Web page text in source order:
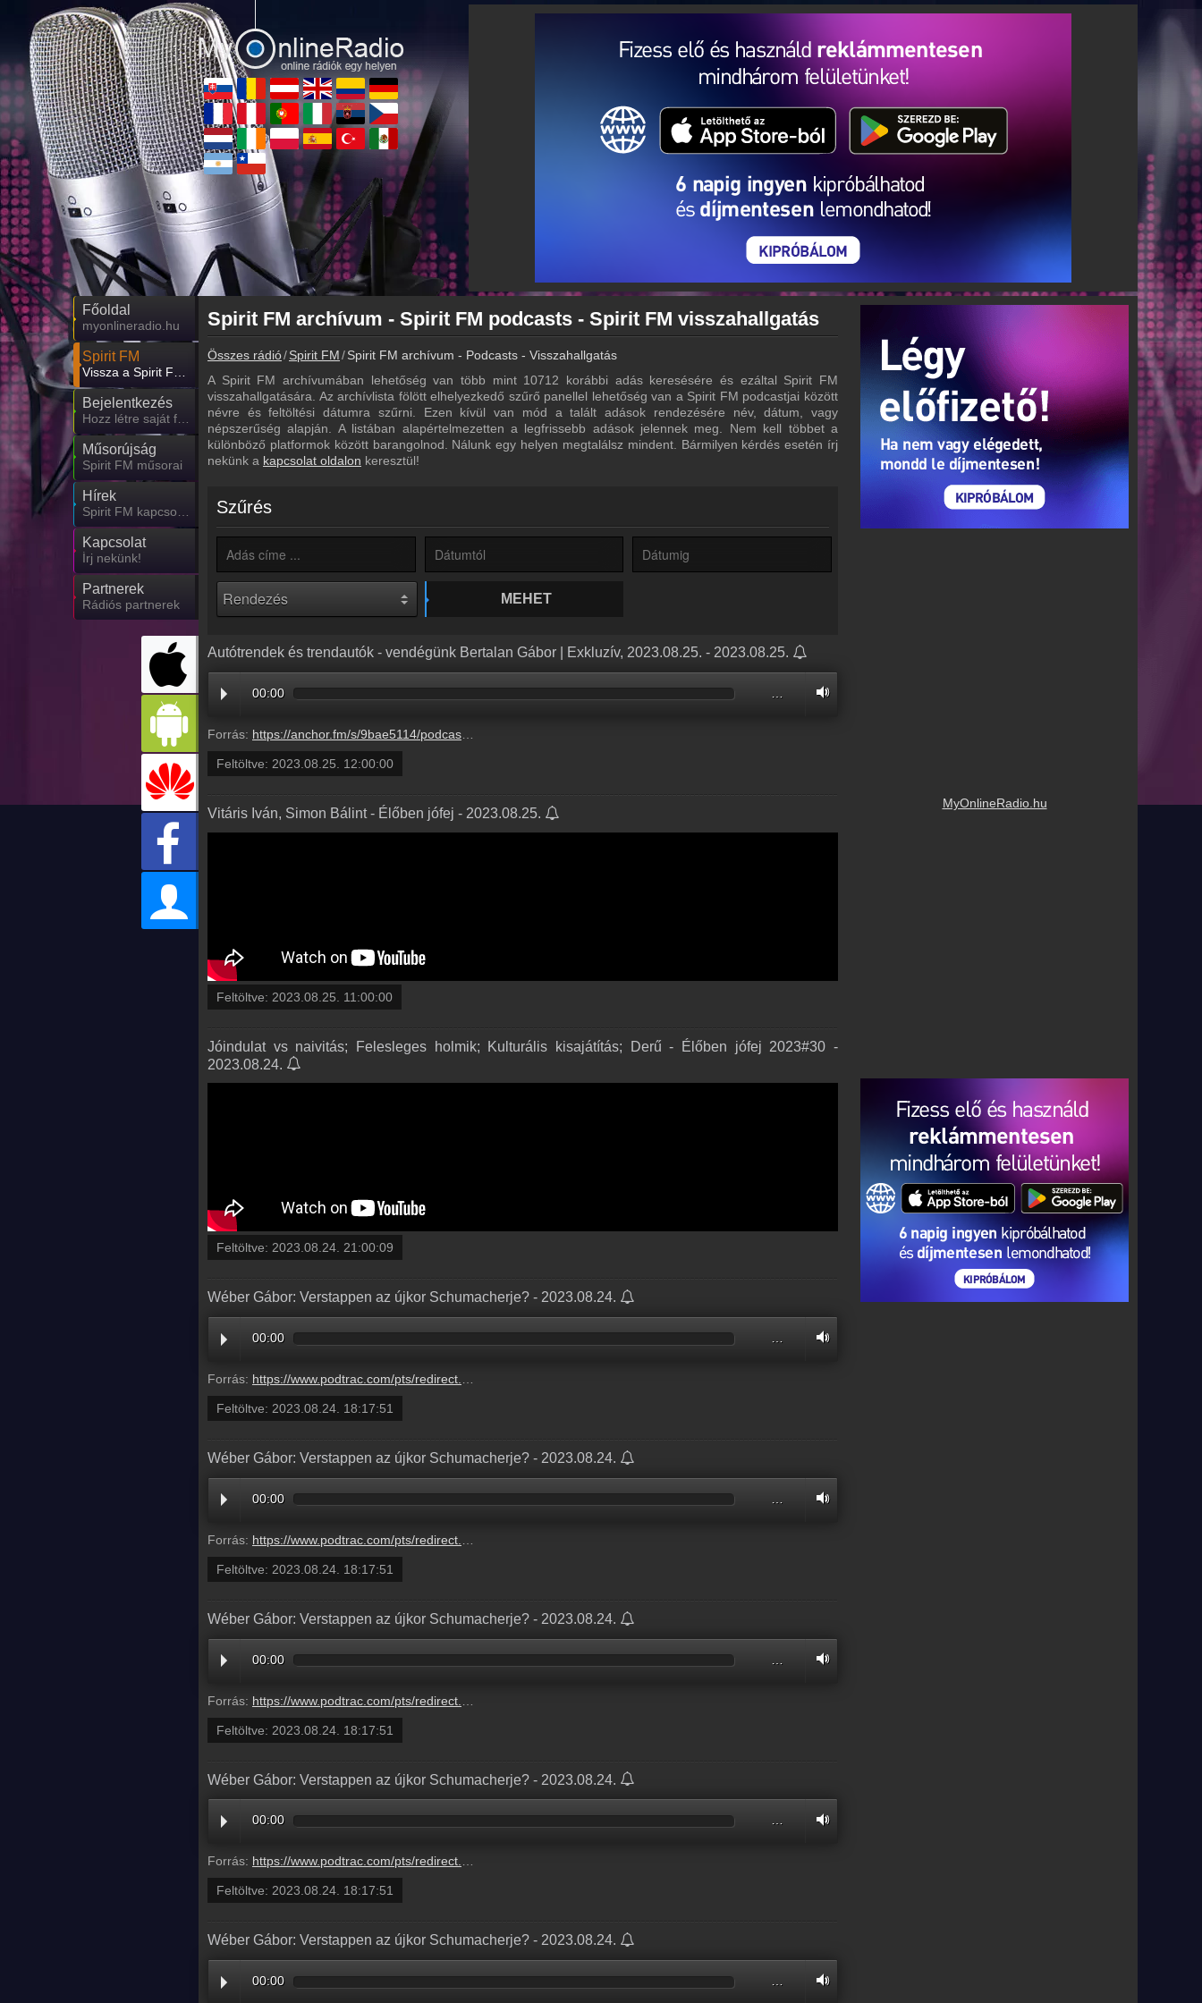
Főoldal
myonlineradio.hu
Spirit FM
Bejelentkezés
Műsorújság
Spirit FM műsorai
Hírek
Kapcsolat
Írj nekünk!
Partnerek
Rádiós partnerek
MyOnlineRadio.hu
Spirit FM archívum - Spirit FM podcasts - Spirit FM visszahallgatás
Összes rádió Spirit FM
Spirit FM archívum - Podcasts - Visszahallgatás
A Spirit FM archívumában lehetőség van több mint 10712 korábbi adás keresésére és ezáltal Spirit FM
visszahallgatására. Az archívlista fölött elhelyezkedő szűrő panellel lehetőség van a Spirit FM podcastjai között
névre és feltöltési dátumra szűrni. Ezen kívül van mód a talált adások rendezésére név, dátum, vagy
népszerűség alapján. A listában alapértelmezetten a legfrissebb adások jelennek meg. Nem kell többet a
különböző platformok között barangolnod. Nálunk egy helyen megtalálsz mindent. Bármilyen kérdés esetén írj
nekünk a kapcsolat oldalon keresztül!
Szűrés
MEHET
Autótrendek és trendautók - vendégünk Bertalan Gábor | Exkluzív, 2023.08.25. - 2023.08.25.
00:00
Forrás: https://anchor.fm/s/9bae5114/podcast/play/75043883/https%3A%2F%2Fd3ctxlq1ktw2nl.cloudfront.net%2Fstaging%2F2023-7-25%2Fe44f9aff-421c-c3c2-3507-0fcb05dc92b6.mp3
Feltöltve: 2023.08.25. 12:00:00
Vitáris Iván, Simon Bálint - Élőben jófej - 2023.08.25.
Feltöltve: 2023.08.25. 11:00:00
Jóindulat vs naivitás; Felesleges holmik; Kulturális kisajátítás; Derű - Élőben jófej 2023#30 -
2023.08.24.
Feltöltve: 2023.08.24. 21:00:09
Wéber Gábor: Verstappen az újkor Schumacherje? - 2023.08.24.
00:00
Forrás: https://www.podtrac.com/pts/redirect.mp3/pdst.fm/e/traffic.megaphone.fm/BETO5870828954.mp3?updated=1727713682
Feltöltve: 2023.08.24. 18:17:51
Wéber Gábor: Verstappen az újkor Schumacherje? - 2023.08.24.
00:00
Forrás: https://www.podtrac.com/pts/redirect.mp3/pdst.fm/e/chrt.fm/track/B69D94/traffic.megaphone.fm/BETO5870828954.mp3?updated=1727713682
Feltöltve: 2023.08.24. 18:17:51
Wéber Gábor: Verstappen az újkor Schumacherje? - 2023.08.24.
00:00
Forrás: https://www.podtrac.com/pts/redirect.mp3/pdst.fm/e/chrt.fm/track/B69D94/traffic.megaphone.fm/BETO5870828954.mp3?updated=1727710250
Feltöltve: 2023.08.24. 18:17:51
Wéber Gábor: Verstappen az újkor Schumacherje? - 2023.08.24.
00:00 …
Forrás: https://www.podtrac.com/pts/redirect.mp3/pdst.fm/e/chrt.fm/track/B69D94/traffic.megaphone.fm/BETO5870828954.mp3?updated=1700233421
Feltöltve: 2023.08.24. 18:17:51
Wéber Gábor: Verstappen az újkor Schumacherje? - 2023.08.24.
00:00